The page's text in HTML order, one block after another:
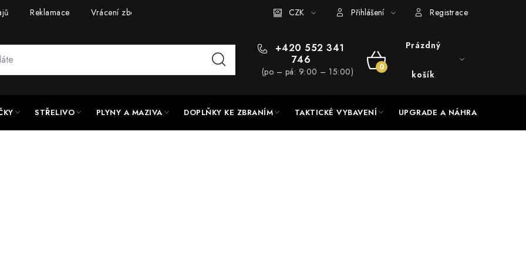
Reklamace Vrácení zboží UPGRADE a servis Hodnocení obchodu
CZK Přihlášení Registrace
+420 552 341
746
(po – pá: 9:00 – 15:00)
NÁKUPNÍ
Prázdný
košík
STŘELIVO PLYNY A MAZIVA DOPLŇKY KE ZBRANÍM TAKTICKÉ VYBAVENÍ UPGRADE A NÁHRADNÍ DÍLY